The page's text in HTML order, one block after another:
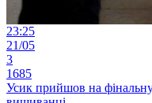
23:25
21/05
3
1685
Усик прийшов на